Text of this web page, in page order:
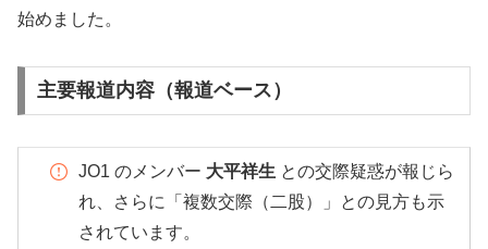
始めました。
主要報道内容（報道ベース）
JO1 のメンバー 大平祥生 との交際疑惑が報じら
れ、さらに「複数交際（二股）」との見方も示
されています。